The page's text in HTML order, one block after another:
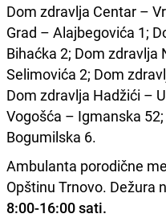
Dom zdravlja Centar –
Grad – Alajbegovića 1;
Bihaćka 2; Dom zdravlja
Selimovića 2; Dom
Dom zdravlja Hadžići –
Vogošća – Igmanska
Bogumilska 6.
Ambulanta porodične
Opštinu Trnovo. Dežura
8:00-16:00 sati.